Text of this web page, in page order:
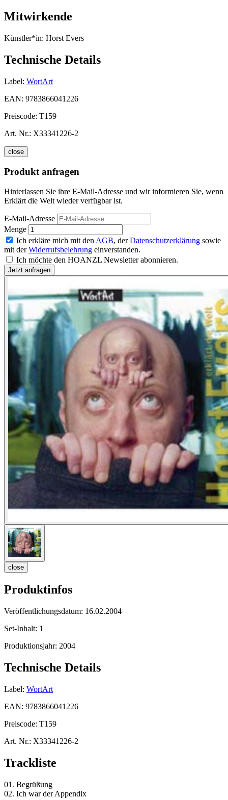
Mitwirkende
Künstler*in: Horst Evers
Technische Details
Label: WortArt
EAN: 9783866041226
Preiscode: T159
Art. Nr.: X33341226-2
close
Produkt anfragen
Hinterlassen Sie ihre E-Mail-Adresse und wir informieren Sie, wenn
Erklärt die Welt wieder verfügbar ist.
E-Mail-Adresse
Menge
Ich erkläre mich mit den AGB, derDatenschutzerklärung sowie
mit derWiderrufsbelehrung einverstanden.
Ich möchte den HOANZL Newsletter abonnieren.
close
Produktinfos
Veröffentlichungsdatum: 16.02.2004
Set-Inhalt: 1
Produktionsjahr: 2004
Technische Details
Label: WortArt
EAN: 9783866041226
Preiscode: T159
Art. Nr.: X33341226-2
Trackliste
01. Begrüßung
02. Ich war der Appendix